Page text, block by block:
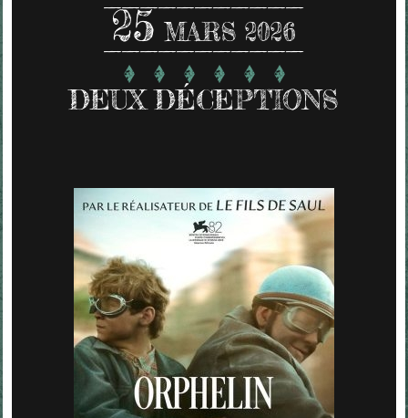
25 MARS 2026
DEUX DÉCEPTIONS